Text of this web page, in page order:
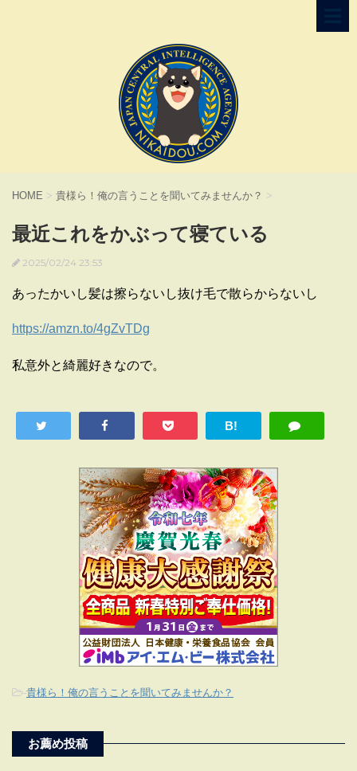
HOME > 貴様ら！俺の言うことを聞いてみませんか？ >
最近これをかぶって寝ている
2025/02/24 23:53
あったかいし髪は擦らないし抜け毛で散らからないし
https://amzn.to/4gZvTDg
私意外と綺麗好きなので。
B!
-貴様ら！俺の言うことを聞いてみませんか？
お薦め投稿